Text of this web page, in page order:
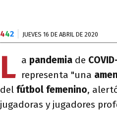
442 JUEVES 16 DE ABRIL DE 2020
L a pandemia de
representa "una
del fútbol femenino,
jugadoras y jugadores